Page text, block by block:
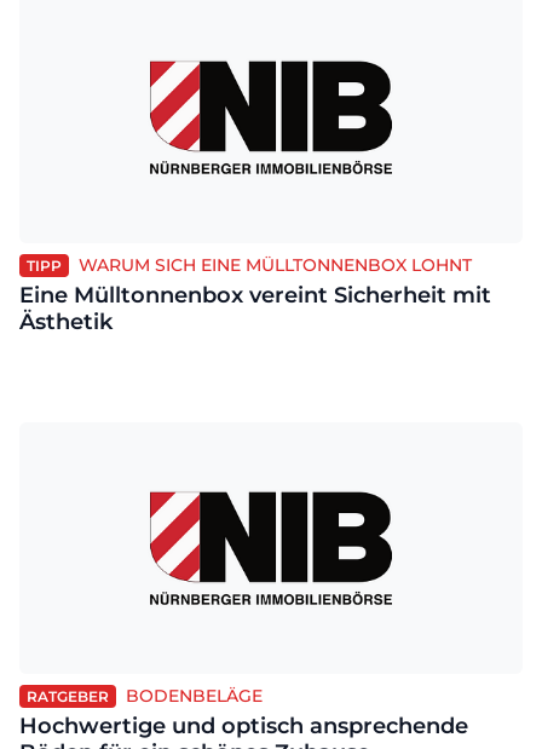
TIPP WARUM SICH EINE MÜLLTONNENBOX LOHNT
Eine Mülltonnenbox vereint Sicherheit mit
Ästhetik
RATGEBER BODENBELÄGE
Hochwertige und optisch ansprechende